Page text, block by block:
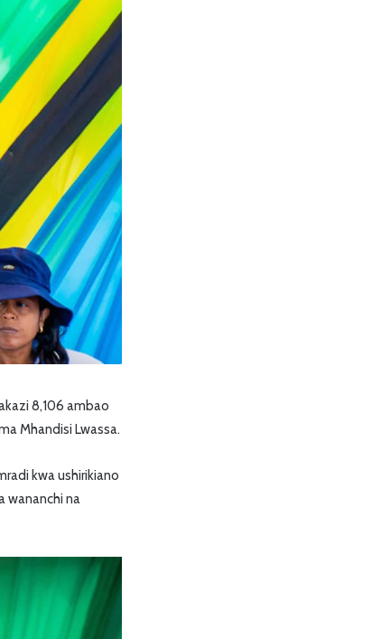
8,106 ambao
Mhandisi Lwassa.
kwa ushirikiano
wananchi na